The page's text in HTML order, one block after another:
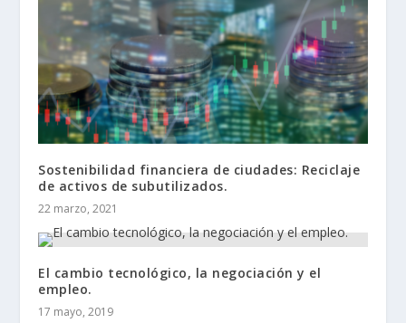
Sostenibilidad financiera de ciudades: Reciclaje
de activos de subutilizados.
22 marzo, 2021
El cambio tecnológico, la negociación y el
empleo.
17 mayo, 2019